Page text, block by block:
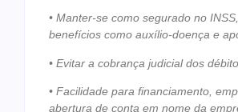
• Manter-se como segurado no
benefícios como auxílio-doença e
• Evitar a cobrança judicial dos
• Facilidade para financiamento,
abertura de conta em nome da